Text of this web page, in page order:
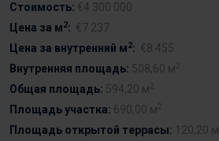
Стоимость: €4 300 000
Цена за м2: €7 237
Цена за внутренний м2: €8 455
Внутренняя площадь: 508,60 м2
Общая площадь: 594,20 м2
Площадь участка: 690,00 м2
Площадь открытой террасы: 120,20 м